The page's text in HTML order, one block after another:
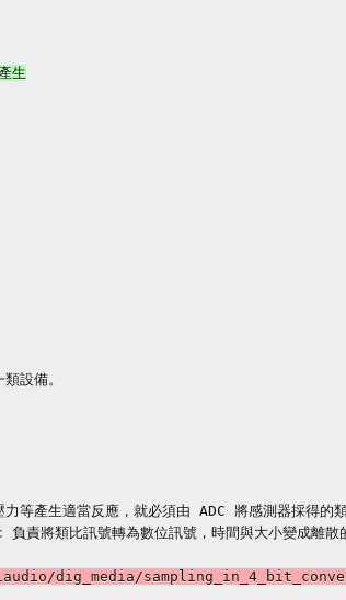
生
設備。
等產生適當反應，就必須由 ADC 將感測器採得的類
責將類比訊號轉為數位訊號，時間與大小變成離散
dig_media/